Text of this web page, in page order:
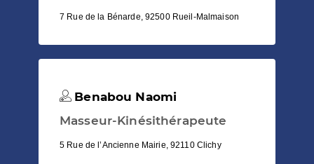
7 Rue de la Bénarde, 92500 Rueil-Malmaison
Benabou Naomi
Masseur-Kinésithérapeute
5 Rue de l’Ancienne Mairie, 92110 Clichy